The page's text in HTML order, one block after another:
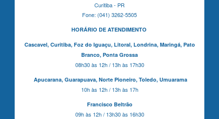
Curitiba - PR
Fone: (041) 3262-5505
HORÁRIO DE ATENDIMENTO
Cascavel, Curitiba,Foz do Iguaçu, Litoral, Londrina, Maringá, Pato
Branco, Ponta Grossa
08h30 às 12h / 13h às 17h30
Apucarana, Guarapuava, Norte Pioneiro, Toledo, Umuarama
10h às 12h / 13h às 17h
Francisco Beltrão
09h às 12h / 13h30 às 16h30